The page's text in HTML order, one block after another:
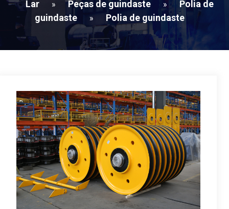
Lar » Peças de guindaste »
Polia de
guindaste
» Polia de guindaste